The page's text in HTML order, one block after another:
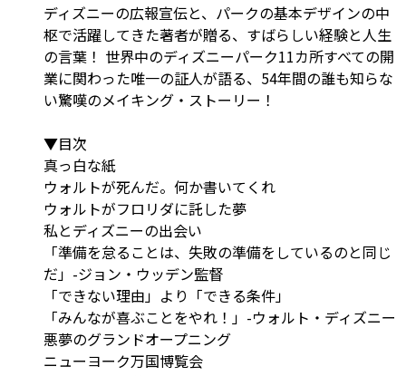
ディズニーの広報宣伝と、パークの基本デザインの中
枢で活躍してきた著者が贈る、すばらしい経験と人生
の言葉！ 世界中のディズニーパーク11カ所すべての開
業に関わった唯一の証人が語る、54年間の誰も知らな
い驚嘆のメイキング・ストーリー！
▼目次
真っ白な紙
ウォルトが死んだ。何か書いてくれ
ウォルトがフロリダに託した夢
私とディズニーの出会い
「準備を怠ることは、失敗の準備をしているのと同じ
だ」-ジョン・ウッデン監督
「できない理由」より「できる条件」
「みんなが喜ぶことをやれ！」-ウォルト・ディズニー
悪夢のグランドオープニング
ニューヨーク万国博覧会